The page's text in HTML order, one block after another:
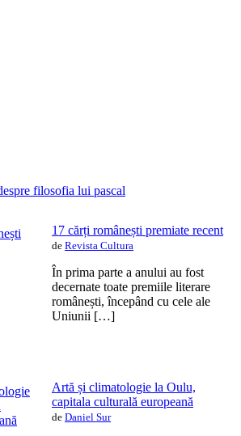
filosofia lui pascal
17 cărți românești premiate recent
de Revista Cultura
În prima parte a anului au fost
decernate toate premiile literare
românești, începând cu cele ale
Uniunii […]
Artă și climatologie la Oulu,
capitala culturală europeană
de Daniel Sur